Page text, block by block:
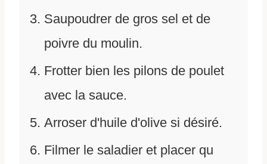
Saupoudrer de gros sel et de
poivre du moulin.
Frotter bien les pilons de poulet
avec la sauce.
Arroser d'huile d'olive si désiré.
Filmer le saladier et placer qu